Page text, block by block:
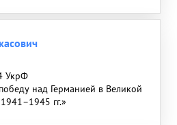
УкрФ
над Германией в Великой
гг.»